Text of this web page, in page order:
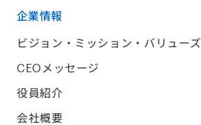
企業情報
ビジョン・ミッション・バリューズ
CEOメッセージ
役員紹介
会社概要